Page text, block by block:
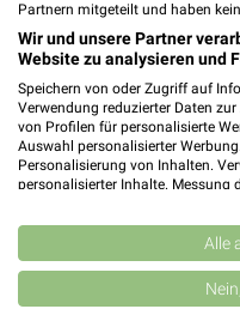
Partnern mitgeteilt und haben
Wir und unsere Partner
Website zu analysieren und
Speichern von oder Zugriff auf
Verwendung reduzierter Daten
von Profilen für personalisierte
Auswahl personalisierter
Personalisierung von Inhalten.
personalisierter Inhalte. Messung
Kombinationen von Daten aus
Verbesserung der Angebote.
von Inhalten.
Daten können außerhalb der
USA gesendet werden.
Alle